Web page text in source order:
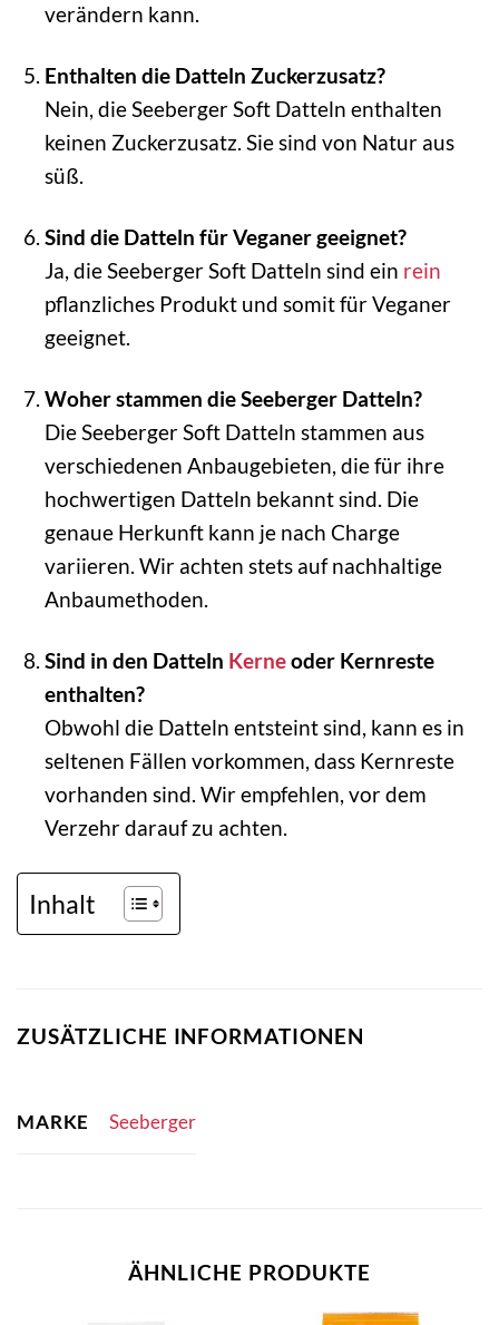
verändern kann.
Enthalten die Datteln Zuckerzusatz?
Nein, die Seeberger Soft Datteln enthalten
keinen Zuckerzusatz. Sie sind von Natur aus
süß.
Sind die Datteln für Veganer geeignet?
Ja, die Seeberger Soft Datteln sind ein rein
pflanzliches Produkt und somit für Veganer
geeignet.
Woher stammen die Seeberger Datteln?
Die Seeberger Soft Datteln stammen aus
verschiedenen Anbaugebieten, die für ihre
hochwertigen Datteln bekannt sind. Die
genaue Herkunft kann je nach Charge
variieren. Wir achten stets auf nachhaltige
Anbaumethoden.
Sind in den Datteln Kerneoder Kernreste
enthalten?
Obwohl die Datteln entsteint sind, kann es in
seltenen Fällen vorkommen, dass Kernreste
vorhanden sind. Wir empfehlen, vor dem
Verzehr darauf zu achten.
Inhalt
ZUSÄTZLICHE INFORMATIONEN
MARKE Seeberger
ÄHNLICHE PRODUKTE